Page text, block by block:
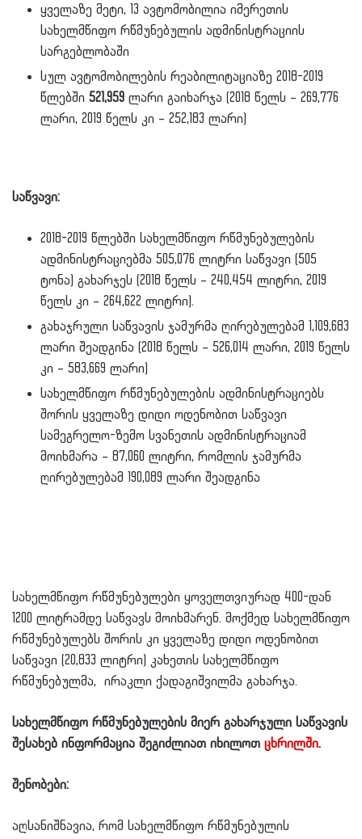
ყველაზე მეტი, 13 ავტომობილია იმერეთის
სახელმწიფო რწმუნებულის ადმინისტრაციის
სარგებლობაში
სულ ავტომობილების რეაბილიტაციაზე 2018-2019
წლებში 521,959 ლარი გაიხარჯა (2018 წელს – 269,776
ლარი, 2019 წელს კი – 252,183 ლარი)
საწვავი:
2018-2019 წლებში სახელმწიფო რწმუნებულების
ადმინისტრაციებმა 505,076 ლიტრი საწვავი (505
ტონა) გახარჯეს (2018 წელს – 240,454 ლიტრი, 2019
წელს კი – 264,622 ლიტრი).
გახაჯრული საწვავის ჯამურმა ღირებულებამ 1,109,683
ლარი შეადგინა (2018 წელს – 526,014 ლარი, 2019 წელს
კი – 583,669 ლარი)
სახელმწიფო რწმუნებულების ადმინისტრაციებს
შორის ყველაზე დიდი ოდენობით საწვავი
სამეგრელო-ზემო სვანეთის ადმინისტრაციამ
მოიხმარა – 87,060 ლიტრი, რომლის ჯამურმა
ღირებულებამ 190,089 ლარი შეადგინა
სახელმწიფო რწმუნებულები ყოველთვიურად 400-დან
1200 ლიტრამდე საწვავს მოიხმარენ. მოქმედ სახელმწიფო
რწმუნებულებს შორის კი ყველაზე დიდი ოდენობით
საწვავი (20,833 ლიტრი) კახეთის სახელმწიფო
რწმუნებულმა, ირაკლი ქადაგიშვილმა გახარჯა.
სახელმწიფო რწმუნებულების მიერ გახარჯული საწვავის
შესახებ ინფორმაცია შეგიძლიათ იხილოთ ცხრილში.
შენობები:
აღსანიშნავია, რომ სახელმწიფო რწმუნებულის